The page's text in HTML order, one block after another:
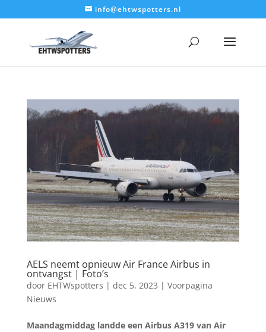
info@ehtwspotters.nl
AELS neemt opnieuw Air France Airbus in
ontvangst | Foto’s
door EHTWspotters | dec 5, 2023 | Voorpagina
Nieuws
Maandagmiddag landde een Airbus A319 van Air